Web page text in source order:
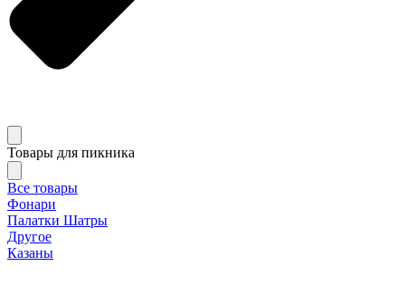
Товары для пикника
Все товары
Фонари
Палатки Шатры
Другое
Казаны